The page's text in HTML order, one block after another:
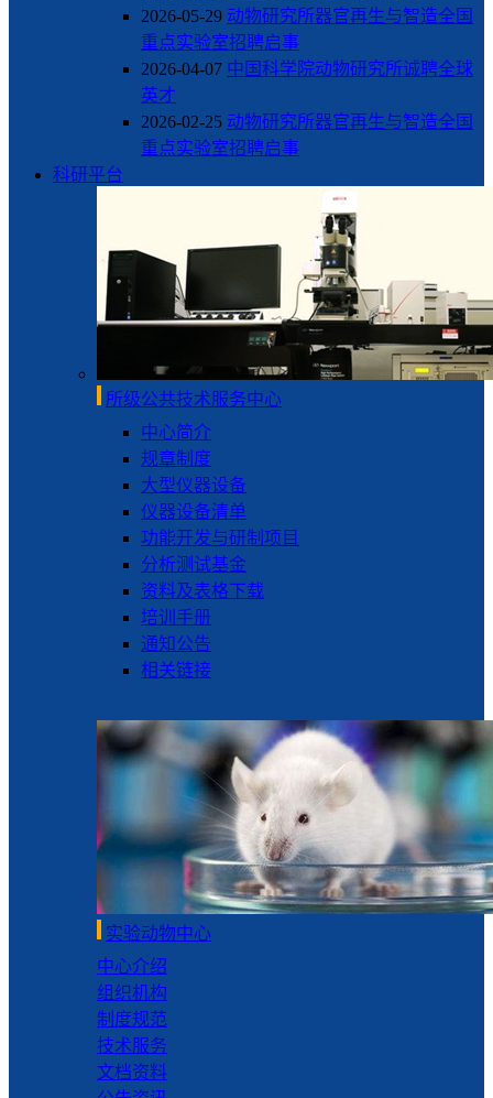
2026-05-29 动物研究所器官再生与智造全国
重点实验室招聘启事
2026-04-07 中国科学院动物研究所诚聘全球
英才
2026-02-25 动物研究所器官再生与智造全国
重点实验室招聘启事
科研平台
所级公共技术服务中心
中心简介
规章制度
大型仪器设备
仪器设备清单
功能开发与研制项目
分析测试基金
资料及表格下载
培训手册
通知公告
相关链接
实验动物中心
中心介绍
组织机构
制度规范
技术服务
文档资料